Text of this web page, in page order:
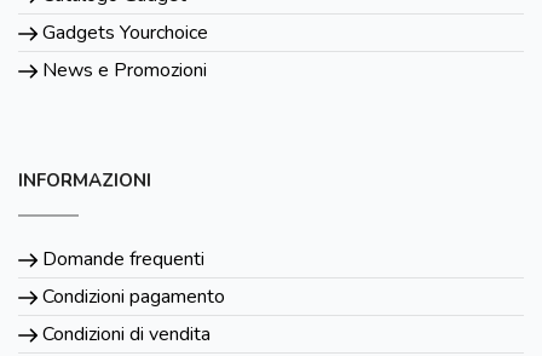
Gadgets Yourchoice
News e Promozioni
INFORMAZIONI
Domande frequenti
Condizioni pagamento
Condizioni di vendita